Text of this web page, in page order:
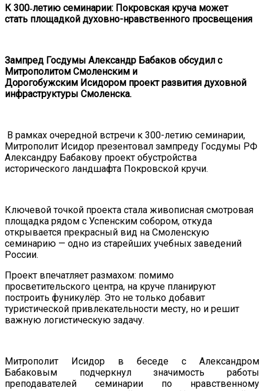
К 300‑летию семинарии: Покровская круча может
стать площадкой духовно-нравственного просвещения
Зампред Госдумы Александр Бабаков обсудил с
Митрополитом Смоленским и
Дорогобужским Исидором проект развития духовной
инфраструктуры Смоленска.
В рамках очередной встречи к 300-летию семинарии,
Митрополит Исидор презентовал зампреду Госдумы РФ
Александру Бабакову проект обустройства
исторического ландшафта Покровской кручи.
Ключевойточкой проекта стала живописная смотровая
площадка рядом с Успенским собором, откуда
открывается прекрасный вид на Смоленскую
семинарию — одно из старейших учебных заведений
России.
Проект впечатляет размахом: помимо
просветительского центра, на круче планируют
построить фуникулёр. Это не только добавит
туристической привлекательности месту, но и решит
важную логистическую задачу.
Митрополит Исидор в беседе с Александром
Бабаковым подчеркнул значимость работы
преподавателей семинарии по нравственному